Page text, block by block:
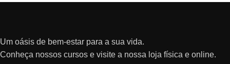
Um oásis de bem-estar para a sua vida.
Conheça nossos cursos e visite a nossa loja física e online.